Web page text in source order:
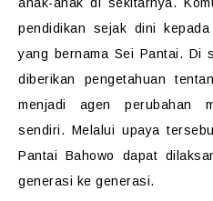
pendidikan sejak dini
yang bernama Sei Pantai. Di
diberikan pengetahuan
menjadi agen perubahan
sendiri. Melalui upaya
Pantai Bahowo dapat
generasi ke generasi.